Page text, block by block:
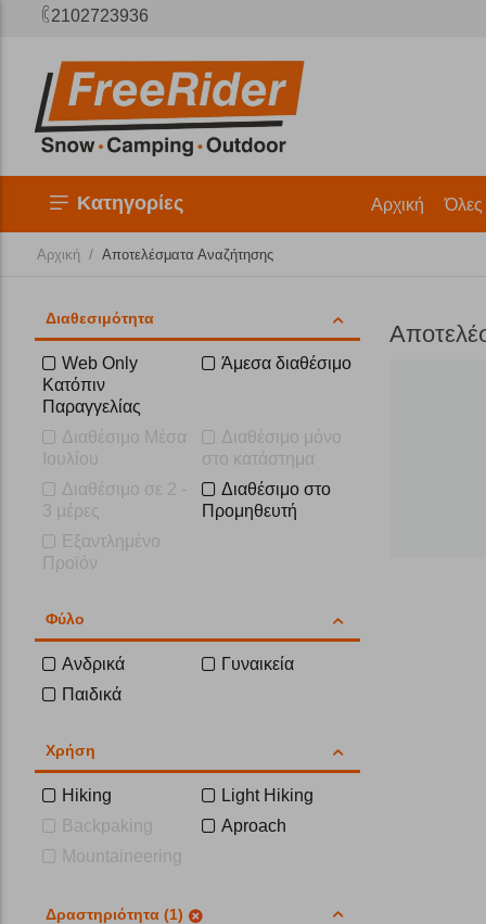
2102723936
Κατηγορίες Αρχική Όλες
Αρχική / Αποτελέσματα Αναζήτησης
Διαθεσιμότητα
Web Only
Κατόπιν
Παραγγελίας
Άμεσα διαθέσιμο
Διαθέσιμο Μέσα
Ιουλίου
Διαθέσιμο μόνο
στο κατάστημα
Διαθέσιμο σε 2 -
3 μέρες
Διαθέσιμο στο
Προμηθευτή
Εξαντλημένο
Προϊόν
Φύλο
Ανδρικά
Γυναικεία
Παιδικά
Χρήση
Hiking
Light Hiking
Backpaking
Aproach
Mountaineering
Δραστηριότητα (1)